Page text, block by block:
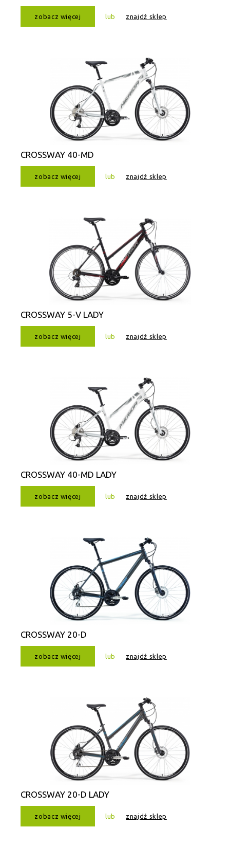
zobacz więcej lub znajdź sklep
CROSSWAY 40-MD
zobacz więcej lub znajdź sklep
CROSSWAY 5-V LADY
zobacz więcej lub znajdź sklep
CROSSWAY 40-MD LADY
zobacz więcej lub znajdź sklep
CROSSWAY 20-D
zobacz więcej lub znajdź sklep
CROSSWAY 20-D LADY
zobacz więcej lub znajdź sklep